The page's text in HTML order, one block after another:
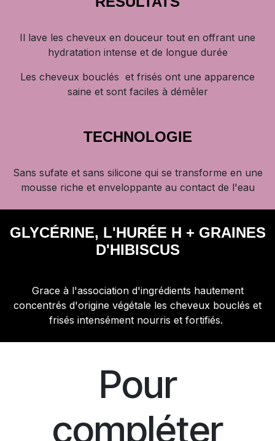
Il lave les cheveux en douceur tout en offrant une
hydratation intense et de longue durée
Les cheveux bouclés et frisés ont une apparence
saine et sont faciles à démêler
TECHNOLOGIE
Sans sufate et sans silicone qui se transforme en une
mousse riche et enveloppante au contact de l'eau
GLYCÉRINE, L'HURÉE H + GRAINES
D'HIBISCUS
Grace à l'association d'ingrédients hautement
concentrés d'origine végétale les cheveux bouclés et
frisés intensément nourris et fortifiés.
Pour
compléter